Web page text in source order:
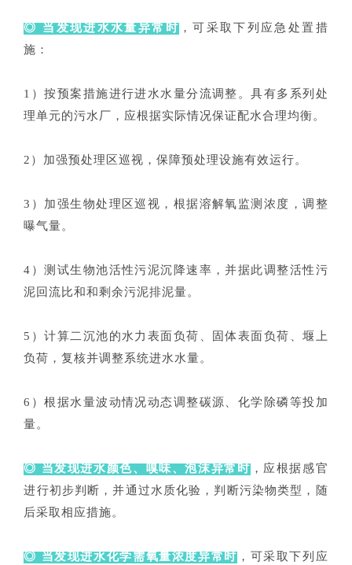
◎ 当发现进水水量异常时 ，可采取下列应急处置措
施：
1）按预案措施进行进水水量分流调整。具有多系列处
理单元的污水厂，应根据实际情况保证配水合理均衡。
2）加强预处理区巡视，保障预处理设施有效运行。
3）加强生物处理区巡视，根据溶解氧监测浓度，调整
曝气量。
4）测试生物池活性污泥沉降速率，并据此调整活性污
泥回流比和和剩余污泥排泥量。
5）计算二沉池的水力表面负荷、固体表面负荷、堰上
负荷，复核并调整系统进水水量。
6）根据水量波动情况动态调整碳源、化学除磷等投加
量。
◎ 当发现进水颜色、嗅味、泡沫异常时 ，应根据感官
进行初步判断，并通过水质化验，判断污染物类型，随
后采取相应措施。
◎ 当发现进水化学需氧量浓度异常时 ，可采取下列应